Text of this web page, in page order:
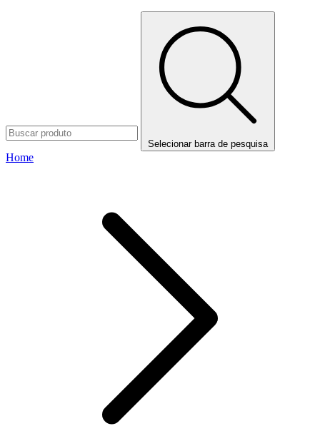
Selecionar barra de pesquisa
Home